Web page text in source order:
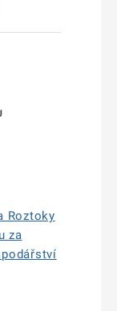
Roztoky
za